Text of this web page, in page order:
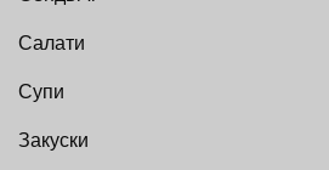
Салати
Супи
Закуски